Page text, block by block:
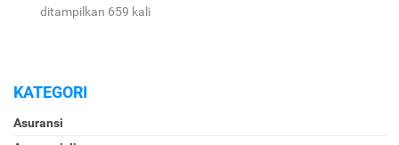
ditampilkan 659 kali
KATEGORI
Asuransi